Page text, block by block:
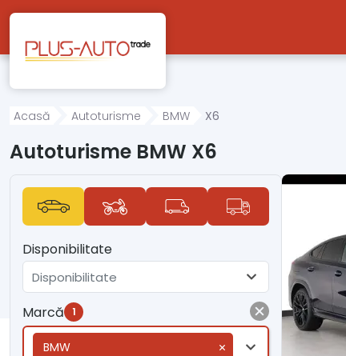
Mergi direct la conținutul principal
Acasă Autoturisme BMW X6
Autoturisme BMW X6
Disponibilitate
Disponibilitate
Marcă 1
BMW